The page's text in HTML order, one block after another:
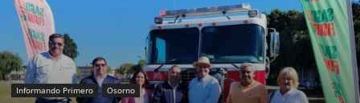
Informando Primero Osorno